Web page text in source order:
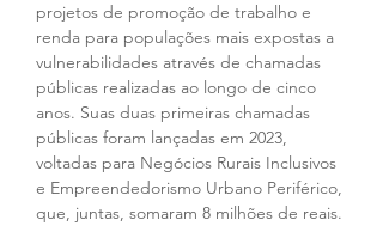
projetos de promoção de trabalho e
renda para populações mais expostas a
vulnerabilidades através de chamadas
públicas realizadas ao longo de cinco
anos. Suas duas primeiras chamadas
públicas foram lançadas em 2023,
voltadas para Negócios Rurais Inclusivos
e Empreendedorismo Urbano Periférico,
que, juntas, somaram 8 milhões de reais.